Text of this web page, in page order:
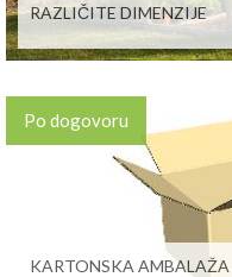
RAZLIČITE DIMENZIJE
Po dogovoru
KARTONSKA AMBALAŽA